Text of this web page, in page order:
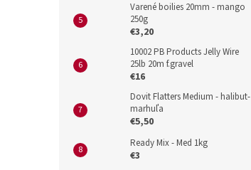
Varené boilies 20mm - mango
250g
€3,20
10002 PB Products Jelly Wire
25lb 20m f.gravel
€16
Dovit Flatters Medium - halibut-
marhuľa
€5,50
Ready Mix - Med 1kg
€3